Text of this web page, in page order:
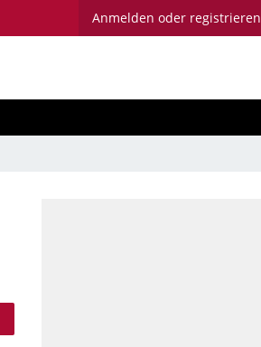
Anmelden oder registrieren